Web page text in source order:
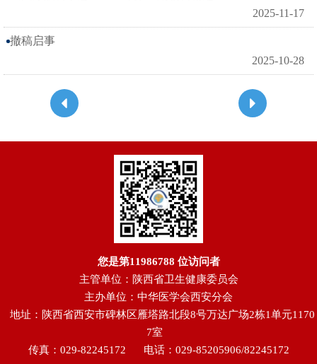
2025-11-17
撤稿启事
2025-10-28
您是第11986788 位访问者
主管单位：陕西省卫生健康委员会
主办单位：中华医学会西安分会
地址：陕西省西安市碑林区雁塔路北段8号万达广场2栋1单元1170
7室
传真：029-82245172
电话：029-85205906/82245172